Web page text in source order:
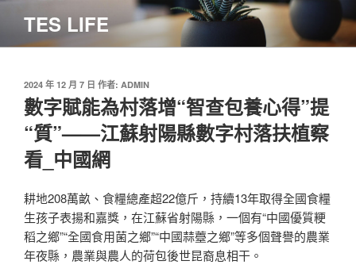
主
TES LIFE
發
佈
於
2024 年 12 月 7 日 作者: ADMIN
數字賦能為村落增“智查包養心得”提
“質”——江蘇射陽縣數字村落扶植察
看_中國網
耕地208萬畝、食糧總產超22億斤，持續13年取得全國食糧
生孩子表揚和嘉獎，在江蘇省射陽縣，一個有“中國優質粳
稻之鄉”“全國食用菌之鄉”“中國蒜薹之鄉”等多個聲譽的農業
年夜縣，農業與農人的荷包後世昆裔息相干。